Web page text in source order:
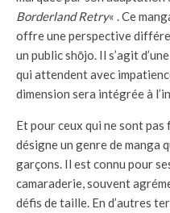
Borderland Retry« . Ce
offre une perspective
un public shōjo. Il s’agit
qui attendent avec
dimension sera intégrée à
Et pour ceux qui ne sont
désigne un genre de manga
garçons. Il est connu pour
camaraderie, souvent
défis de taille. En d’autres